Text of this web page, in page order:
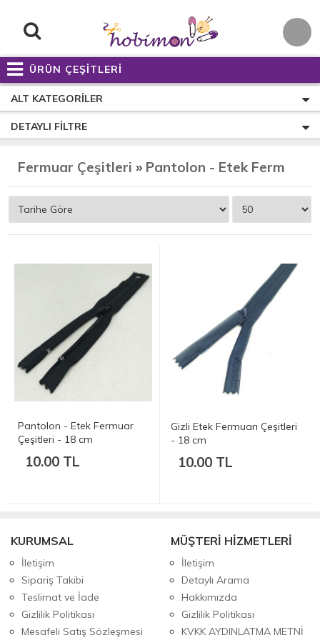
ÜRÜN ÇEŞİTLERİ
ALT KATEGORILER
DETAYLI FILTRE
Fermuar Çeşitleri » Pantolon - Etek Fermuar Çeşitleri
Pantolon - Etek Fermuar
Çeşitleri - 18 cm
10.00 TL
Gizli Etek Fermuarı Çeşitleri
- 18 cm
10.00 TL
KURUMSAL
İletişim
Sipariş Takibi
Teslimat ve İade
Gizlilik Politikası
Mesafeli Satış Sözleşmesi
MÜŞTERİ HİZMETLERİ
İletişim
Detaylı Arama
Hakkımızda
Gizlilik Politikası
KVKK AYDINLATMA METNİ